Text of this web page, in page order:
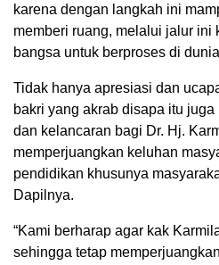
karena dengan langkah ini
memberi ruang, melalui jalur ini
bangsa untuk berproses di
Tidak hanya apresiasi dan
bakri yang akrab disapa itu
dan kelancaran bagi Dr. Hj.
memperjuangkan keluhan
pendidikan khusunya
Dapilnya.
“Kami berharap agar kak
sehingga tetap